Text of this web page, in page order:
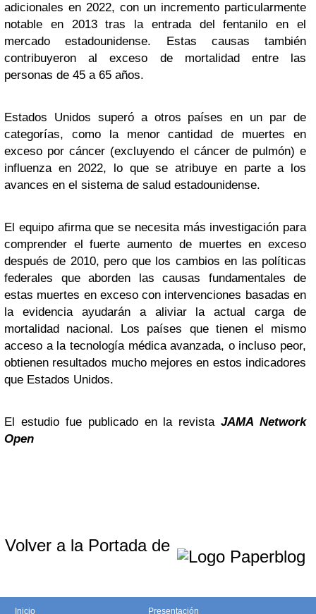
adicionales en 2022, con un incremento particularmente
notable en 2013 tras la entrada del fentanilo en el
mercado estadounidense. Estas causas también
contribuyeron al exceso de mortalidad entre las
personas de 45 a 65 años.
Estados Unidos superó a otros países en un par de
categorías, como la menor cantidad de muertes en
exceso por cáncer (excluyendo el cáncer de pulmón) e
influenza en 2022, lo que se atribuye en parte a los
avances en el sistema de salud estadounidense.
El equipo afirma que se necesita más investigación para
comprender el fuerte aumento de muertes en exceso
después de 2010, pero que los cambios en las políticas
federales que aborden las causas fundamentales de
estas muertes en exceso con intervenciones basadas en
la evidencia ayudarán a aliviar la actual carga de
mortalidad nacional. Los países que tienen el mismo
acceso a la tecnología médica avanzada, o incluso peor,
obtienen resultados mucho mejores en estos indicadores
que Estados Unidos.
El estudio fue publicado en la revistaJAMA Network
Open
Volver a la Portada de
Inicio Presentación